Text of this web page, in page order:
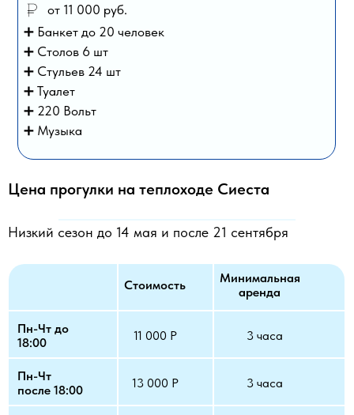
➕ Банкет до 20 человек
➕ Столов 6 шт
➕ Стульев 24 шт
➕ Туалет
➕ 220 Вольт
➕ Музыка
Цена прогулки на теплоходе Сиеста
Низкий сезон до 14 мая и после 21 сентября
Пн-Чт до
18:00
11 000 Р
Стоимость
Пн-Чт
после 18:00
Минимальная
аренда
13 000 Р
3 часа
3 часа
от 11 000 руб.